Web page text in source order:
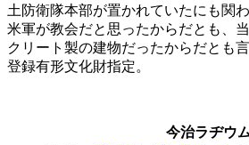
土防衛隊本部が置かれていたにも関
米軍が教会だと思ったからだとも、
クリート製の建物だったからだとも
登録有形文化財指定。
今治ラヂウ